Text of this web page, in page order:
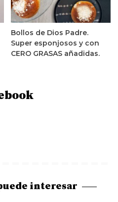
Bollos de Dios Padre.
Super esponjosos y con
CERO GRASAS añadidas.
interesar